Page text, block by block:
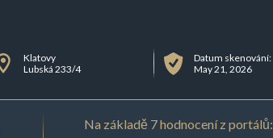
Klatovy
Lubská 233/4
Datum skenování:
May 21, 2026
Na základě 7 hodnocení z portálů: